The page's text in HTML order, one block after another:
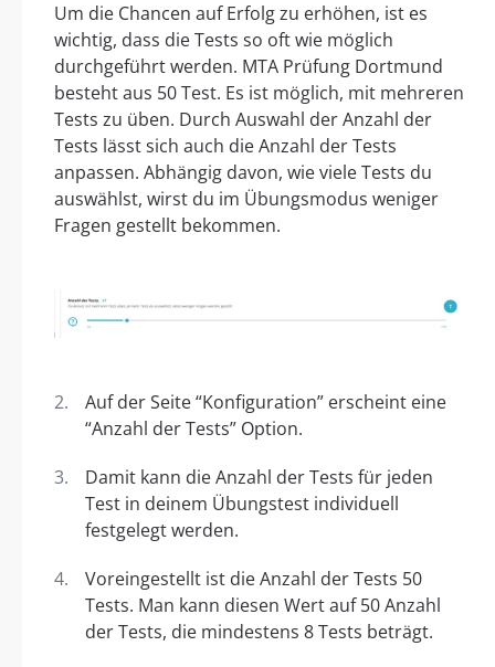
Um die Chancen auf Erfolg zu erhöhen, ist es
wichtig, dass die Tests so oft wie möglich
durchgeführt werden. MTA Prüfung Dortmund
besteht aus 50 Test. Es ist möglich, mit mehreren
Tests zu üben. Durch Auswahl der Anzahl der
Tests lässt sich auch die Anzahl der Tests
anpassen. Abhängig davon, wie viele Tests du
auswählst, wirst du im Übungsmodus weniger
Fragen gestellt bekommen.
Auf der Seite “Konfiguration” erscheint eine
“Anzahl der Tests” Option.
Damit kann die Anzahl der Tests für jeden
Test in deinem Übungstest individuell
festgelegt werden.
Voreingestellt ist die Anzahl der Tests 50
Tests. Man kann diesen Wert auf 50 Anzahl
der Tests, die mindestens 8 Tests beträgt.